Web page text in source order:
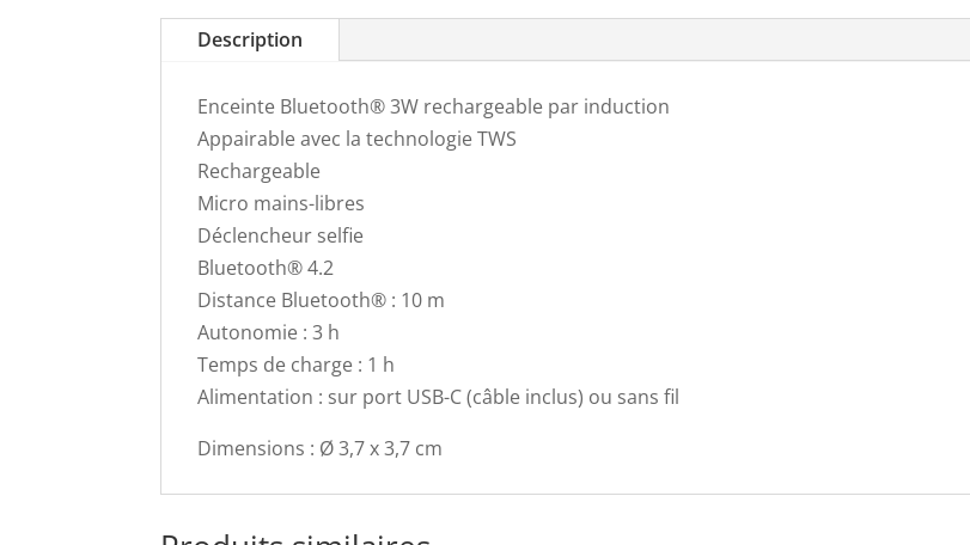
Description
Enceinte Bluetooth® 3W rechargeable par induction
Appairable avec la technologie TWS
Rechargeable
Micro mains-libres
Déclencheur selfie
Bluetooth® 4.2
Distance Bluetooth® : 10 m
Autonomie : 3 h
Temps de charge : 1 h
Alimentation : sur port USB-C (câble inclus) ou sans fil
Dimensions : Ø 3,7 x 3,7 cm